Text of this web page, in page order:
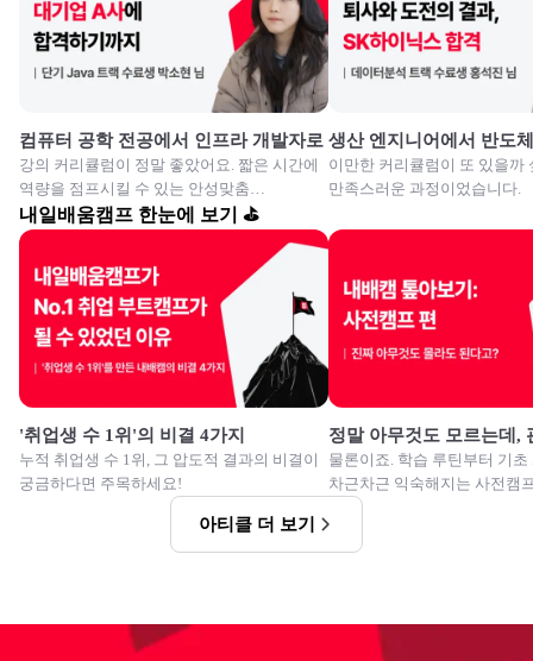
컴퓨터 공학 전공에서 인프라 개발자로
강의 커리큘럼이 정말 좋았어요. 짧은 시간에
역량을 점프시킬 수 있는 안성맞춤
교육이였습니다.
생산 엔지니어에서 반도
이만한 커리큘럼이 또 있을까
만족스러운 과정이었습니다.
내일배움캠프 한눈에 보기 ⛳
'취업생 수 1위'의 비결 4가지
누적 취업생 수 1위, 그 압도적 결과의 비결이
궁금하다면 주목하세요!
정말 아무것도 모르는데,
물론이죠. 학습 루틴부터 기초
차근차근 익숙해지는 사전캠
아티클 더 보기